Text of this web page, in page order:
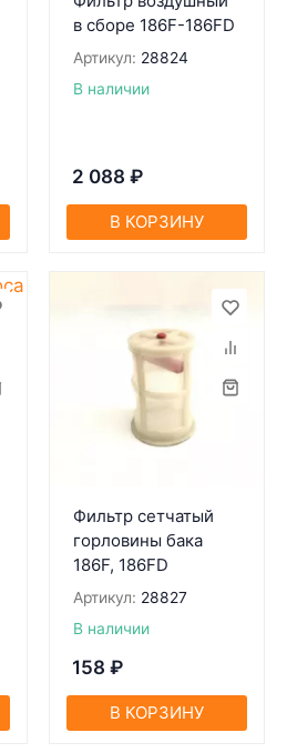
в сборе 186F-186FD
Артикул: 28824
В наличии
2 088 ₽
В КОРЗИНУ
Фильтр сетчатый
горловины бака
186F, 186FD
Артикул: 28827
В наличии
158 ₽
В КОРЗИНУ